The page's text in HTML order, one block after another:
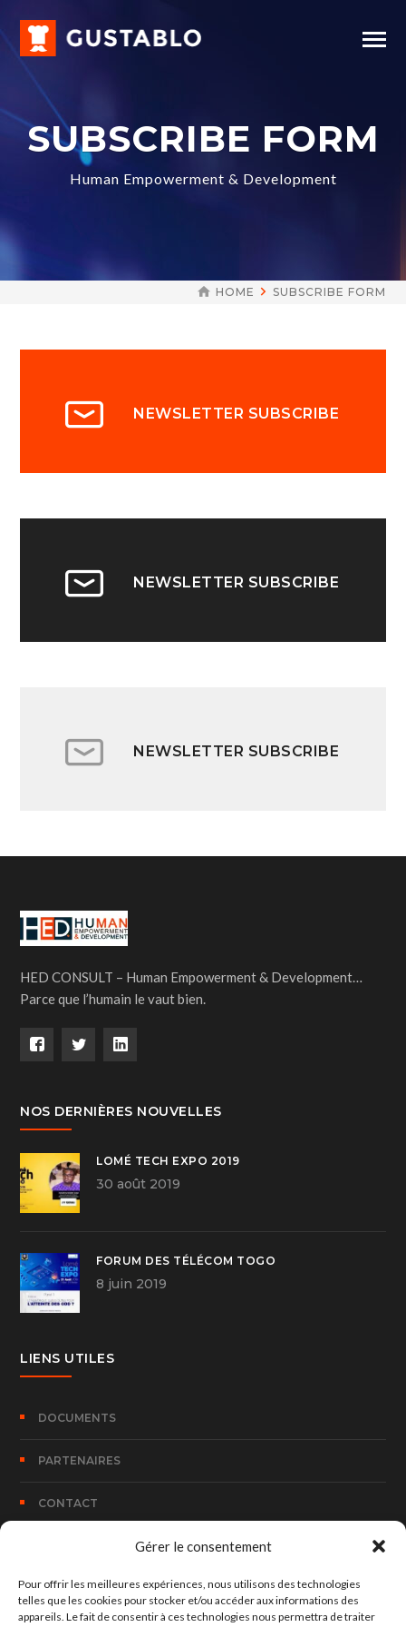
Gérer le consentement
Pour offrir les meilleures expériences, nous utilisons des technologies
telles que les cookies pour stocker et/ou accéder aux informations des
appareils. Le fait de consentir à ces technologies nous permettra de traiter
SUBSCRIBE FORM
Human Empowerment & Development
HOME SUBSCRIBE FORM
NEWSLETTER SUBSCRIBE
NEWSLETTER SUBSCRIBE
NEWSLETTER SUBSCRIBE
HED CONSULT – Human Empowerment & Development…
Parce que l’humain le vaut bien.
NOS DERNIÈRES NOUVELLES
LOMÉ TECH EXPO 2019
30 août 2019
FORUM DES TÉLÉCOM TOGO
8 juin 2019
LIENS UTILES
DOCUMENTS
PARTENAIRES
CONTACT